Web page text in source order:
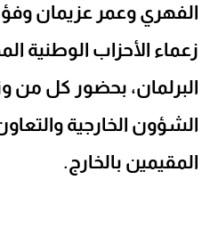
الفهري وعمر عزيمان
زعماء الأحزاب الوطنية
البرلمان، بحضور كل من
الشؤون الخارجية
المقيمين بالخارج.